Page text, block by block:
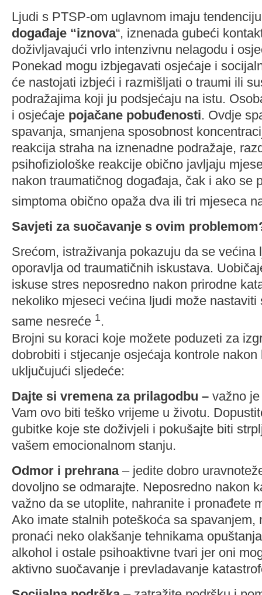
Ljudi s PTSP-om uglavnom imaju
događaje “iznova“, iznenada gubeći
doživljavajući vrlo intenzivnu nelagodu i
Ponekad mogu izbjegavati osjećaje i
će nastojati izbjeći i razmišljati o traumi ili
podražajima koji ju podsjećaju na istu.
i osjećaje pojačane pobuđenosti. Ovdje
spavanja, smanjena sposobnost
reakcija straha na iznenadne podražaje,
psihofiziološke reakcije obično javljaju
nakon traumatičnog događaja, čak i ako se
simptoma obično opaža dva ili tri mjeseca
Savjeti za suočavanje s ovim
Srećom, istraživanja pokazuju da se većina
oporavlja od traumatičnih iskustava.
iskuse stres neposredno nakon prirodne
nekoliko mjeseci većina ljudi može nastaviti
same nesreće 1.
Brojni su koraci koje možete poduzeti za
dobrobiti i stjecanje osjećaja kontrole nakon
uključujući sljedeće:
Dajte si vremena za prilagodbu – važno
Vam ovo biti teško vrijeme u životu.
gubitke koje ste doživjeli i pokušajte biti
vašem emocionalnom stanju.
Odmor i prehrana – jedite dobro
dovoljno se odmarajte. Neposredno nakon
važno da se utoplite, nahranite i pronađete
Ako imate stalnih poteškoća sa spavanjem,
pronaći neko olakšanje tehnikama
alkohol i ostale psihoaktivne tvari jer oni
aktivno suočavanje i prevladavanje